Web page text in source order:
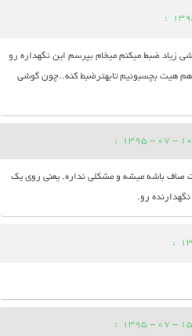
:
زیاد ضبط میکنم میخام بپرسم این نگهداره رو
هم هیت بچسبونیم تابهترضبط کنه..چون گوشی
10 - 07 - 1395
:
صاف باشه میشه و مشکلی نداره. یعنی روی یک
رو.
:
15 - 07 - 1395
: